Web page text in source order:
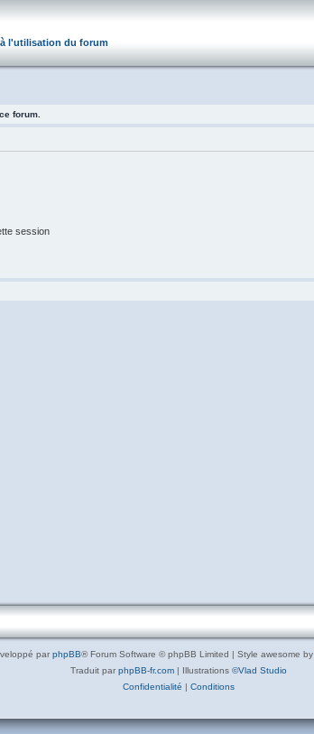
l'utilisation du forum
forum.
session
par phpBB® Forum Software © phpBB Limited | Style awesome by
Traduit par phpBB-fr.com | Illustrations ©Vlad Studio
Confidentialité | Conditions